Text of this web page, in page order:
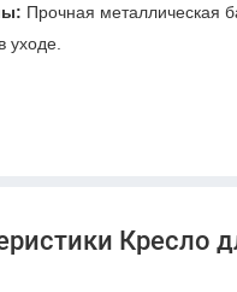
Прочная металлическая
уходе.
пространства.
повышению
Кресло